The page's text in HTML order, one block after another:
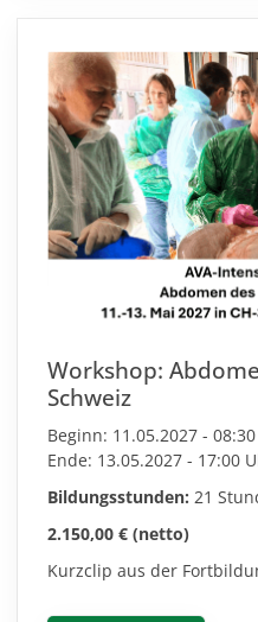
Workshop:
Schweiz
Beginn: 11.05.2027 -
Ende: 13.05.2027 - 17:00
Bildungsstunden: 21
2.150,00 € (netto)
Kurzclip aus der